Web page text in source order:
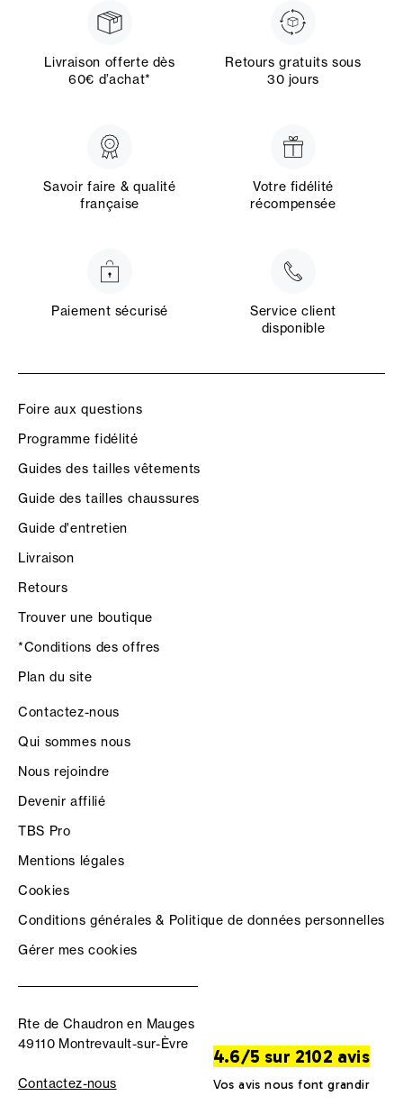
Livraison offerte dès
60€ d’achat*
Retours gratuits sous
30 jours
Savoir faire & qualité
française
Votre fidélité
récompensée
Paiement sécurisé
Service client
disponible
Foire aux questions
Programme fidélité
Guides des tailles vêtements
Guide des tailles chaussures
Guide d'entretien
Livraison
Retours
Trouver une boutique
*Conditions des offres
Plan du site
Contactez-nous
Qui sommes nous
Nous rejoindre
Devenir affilié
TBS Pro
Mentions légales
Cookies
Conditions générales & Politique de données personnelles
Gérer mes cookies
Rte de Chaudron en Mauges
49110 Montrevault-sur-Èvre
Contactez-nous
4.6/5 sur 2102 avis
Vos avis nous font grandir